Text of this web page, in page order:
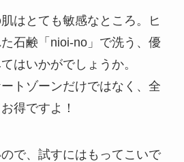
はとても敏感なところ。ヒ
石鹸「nioi-no」で洗う、優
はいかがでしょうか。
トゾーンだけではなく、全
得ですよ！
で、試すにはもってこいで